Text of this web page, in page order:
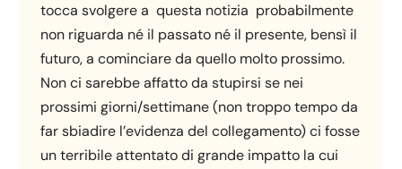
tocca svolgere a questa notizia probabilmente
non riguarda né il passato né il presente, bensì il
futuro, a cominciare da quello molto prossimo.
Non ci sarebbe affatto da stupirsi se nei
prossimi giorni/settimane (non troppo tempo da
far sbiadire l’evidenza del collegamento) ci fosse
un terribile attentato di grande impatto la cui